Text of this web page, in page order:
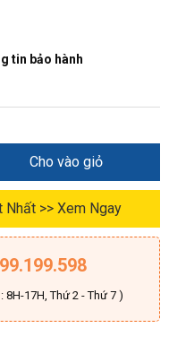
tin bảo hành
Cho vào giỏ
>> Xem Ngay
8H-17H, Thứ 2 - Thứ 7 )